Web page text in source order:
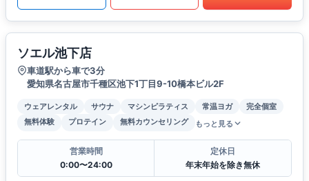
ソエル池下店
車道駅から車で3分
愛知県名古屋市千種区池下1丁目9-10橋本ビル2F
ウェアレンタル サウナ マシンピラティス 常温ヨガ
完全個室
無料体験
プロテイン 無料カウンセリング もっと見る
営業時間
0:00〜24:00
定休日
年末年始を除き無休